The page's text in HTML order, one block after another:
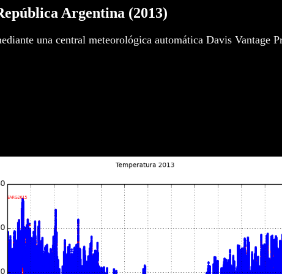
Argentina (2013)
una central meteorológica automática Davis Vantage